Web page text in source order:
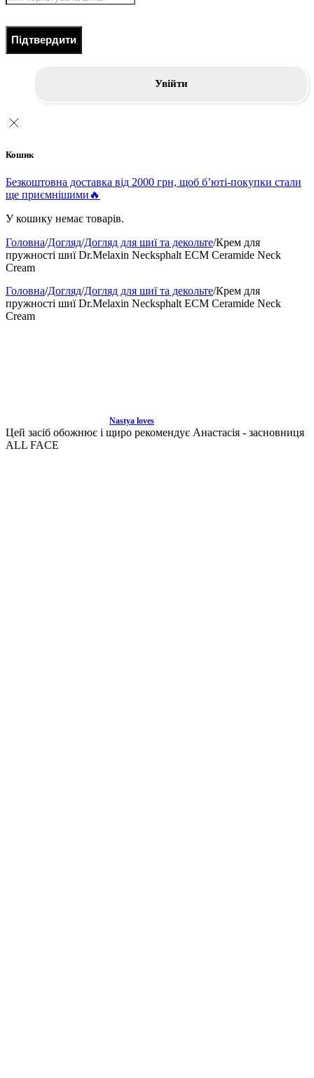
Підтвердити
Увійти
Кошик
Безкоштовна доставка від 2000 грн, щоб б’юті-покупки стали
ще приємнішими🔥
У кошику немає товарів.
Головна/Догляд/Догляд для шиї та декольте/Крем для
пружності шиї Dr.Melaxin Necksphalt ECM Ceramide Neck
Cream
Головна/Догляд/Догляд для шиї та декольте/Крем для
пружності шиї Dr.Melaxin Necksphalt ECM Ceramide Neck
Cream
Nastya loves
Цей засіб обожнює і щиро рекомендує Анастасія - засновниця
ALL FACE